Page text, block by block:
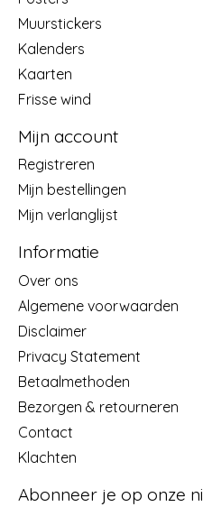
Muurstickers
Kalenders
Kaarten
Frisse wind
Mijn account
Registreren
Mijn bestellingen
Mijn verlanglijst
Informatie
Over ons
Algemene voorwaarden
Disclaimer
Privacy Statement
Betaalmethoden
Bezorgen & retourneren
Contact
Klachten
Abonneer je op onze